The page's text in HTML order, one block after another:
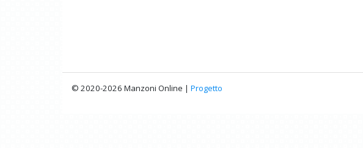
© 2020-2026 Manzoni Online | Progetto